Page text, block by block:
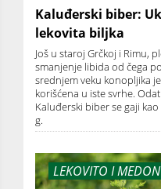
Kaluđerski biber:
lekovita biljka
Još u staroj Grčkoj i Rimu,
smanjenje libida od čega
srednjem veku konopljika
korišćena u iste svrhe.
Kaluđerski biber se gaji
g.
LEKOVITO I